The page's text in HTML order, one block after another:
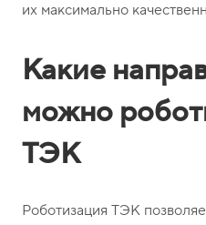
их максимально
Какие
можно
ТЭК
Роботизация ТЭК